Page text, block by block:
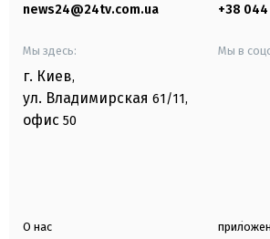
news24@24tv.com.ua +38
Мы здесь:
г. Киев,
ул. Владимирская 61/11,
офис 50
Мы в
О нас